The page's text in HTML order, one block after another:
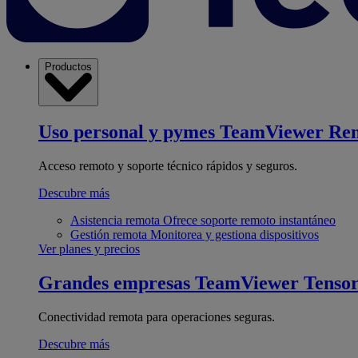
Productos
Uso personal y pymes TeamViewer
Acceso remoto y soporte técnico rápidos y seguros.
Descubre más
Asistencia remota Ofrece soporte remoto instantáneo
Gestión remota Monitorea y gestiona dispositivos
Ver planes y precios
Grandes empresas TeamViewer Tensor
Conectividad remota para operaciones seguras.
Descubre más